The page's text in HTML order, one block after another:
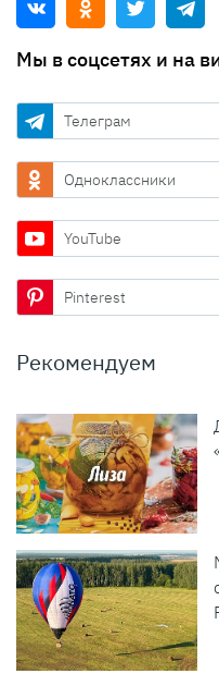
Мы в соцсетях и на
Телеграм
Одноклассники
YouTube
Pinterest
Рекомендуем